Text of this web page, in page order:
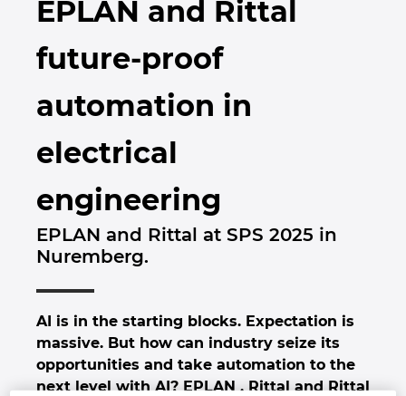
EPLAN and Rittal
future-proof
automation in
electrical
engineering
EPLAN and Rittal at SPS 2025 in
Nuremberg.
AI is in the starting blocks. Expectation is
massive. But how can industry seize its
opportunities and take automation to the
next level with AI? EPLAN , Rittal and Rittal
Felhasználói beszámolók
EPLAN Data Portal
EPLAN Együttműködési alkalmazások
Brunei
Bulgaria
Canada
Chile
China
China Taiwan
Colombia
Czech Republic